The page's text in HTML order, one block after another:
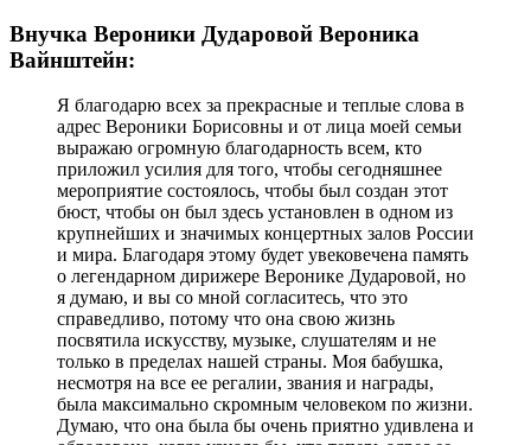
Внучка Вероники Дударовой Вероника
Вайнштейн:
Я благодарю всех за прекрасные и теплые слова в
адрес Вероники Борисовны и от лица моей семьи
выражаю огромную благодарность всем, кто
приложил усилия для того, чтобы сегодняшнее
мероприятие состоялось, чтобы был создан этот
бюст, чтобы он был здесь установлен в одном из
крупнейших и значимых концертных залов России
и мира. Благодаря этому будет увековечена память
о легендарном дирижере Веронике Дударовой, но
я думаю, и вы со мной согласитесь, что это
справедливо, потому что она свою жизнь
посвятила искусству, музыке, слушателям и не
только в пределах нашей страны. Моя бабушка,
несмотря на все ее регалии, звания и награды,
была максимально скромным человеком по жизни.
Думаю, что она была бы очень приятно удивлена и